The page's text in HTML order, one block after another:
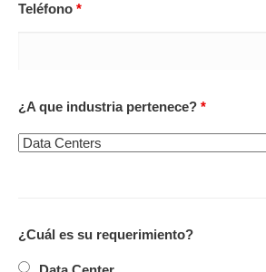
Teléfono *
¿A que industria pertenece? *
¿Cuál es su requerimiento?